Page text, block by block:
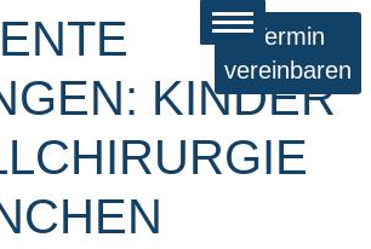
Termin
vereinbaren
KINDER